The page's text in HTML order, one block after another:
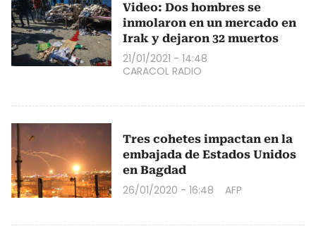
Video: Dos hombres se
inmolaron en un mercado en
Irak y dejaron 32 muertos
21/01/2021 - 14:48
CARACOL RADIO
Tres cohetes impactan en la
embajada de Estados Unidos
en Bagdad
26/01/2020 - 16:48 AFP